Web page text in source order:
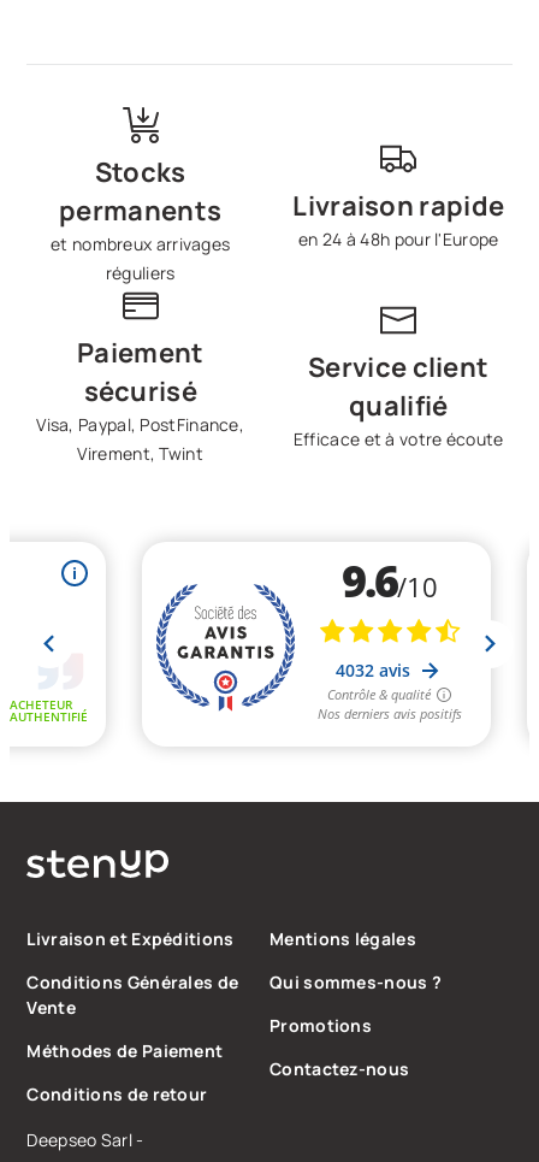
Stocks
permanents
et nombreux arrivages
réguliers
Livraison rapide
en 24 à 48h pour l'Europe
Paiement
sécurisé
Visa, Paypal, PostFinance,
Virement, Twint
Service client
qualifié
Efficace et à votre écoute
Livraison et Expéditions
Conditions Générales de
Vente
Méthodes de Paiement
Conditions de retour
Mentions légales
Qui sommes-nous ?
Promotions
Contactez-nous
Deepseo Sarl -